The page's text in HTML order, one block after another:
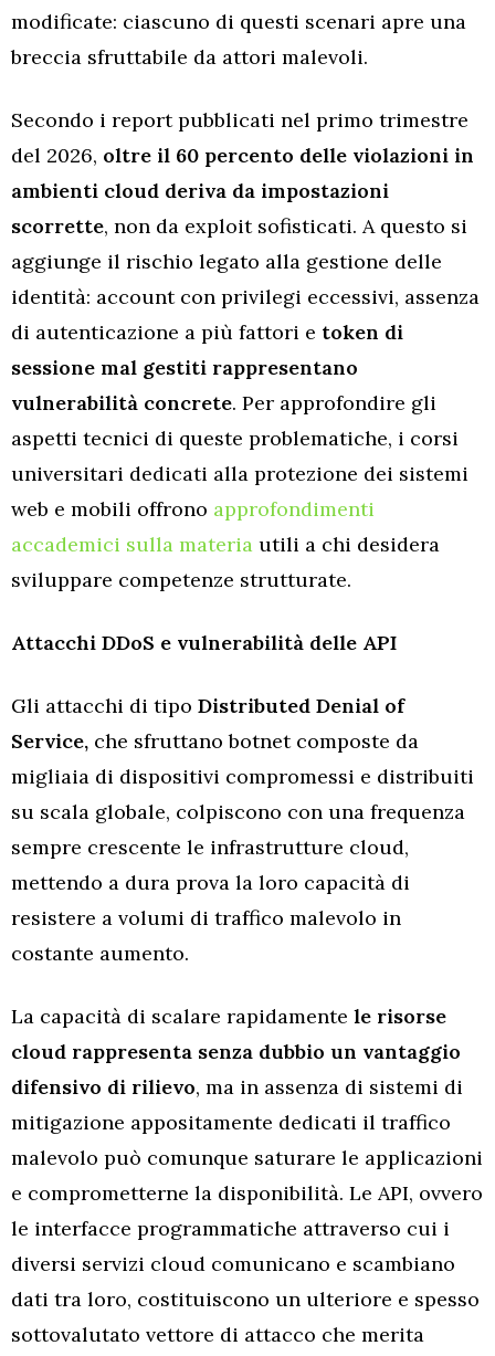
modificate: ciascuno di questi scenari apre una
breccia sfruttabile da attori malevoli.
Secondo i report pubblicati nel primo trimestre
del 2026, oltre il 60 percento delle violazioni in
ambienti cloud deriva da impostazioni
scorrette, non da exploit sofisticati. A questo si
aggiunge il rischio legato alla gestione delle
identità: account con privilegi eccessivi, assenza
di autenticazione a più fattori e token di
sessione mal gestiti rappresentano
vulnerabilità concrete. Per approfondire gli
aspetti tecnici di queste problematiche, i corsi
universitari dedicati alla protezione dei sistemi
web e mobili offrono approfondimenti
accademici sulla materia utili a chi desidera
sviluppare competenze strutturate.
Attacchi DDoS e vulnerabilità delle API
Gli attacchi di tipo Distributed Denial of
Service, che sfruttano botnet composte da
migliaia di dispositivi compromessi e distribuiti
su scala globale, colpiscono con una frequenza
sempre crescente le infrastrutture cloud,
mettendo a dura prova la loro capacità di
resistere a volumi di traffico malevolo in
costante aumento.
La capacità di scalare rapidamente le risorse
cloud rappresenta senza dubbio un vantaggio
difensivo di rilievo, ma in assenza di sistemi di
mitigazione appositamente dedicati il traffico
malevolo può comunque saturare le applicazioni
e comprometterne la disponibilità. Le API, ovvero
le interfacce programmatiche attraverso cui i
diversi servizi cloud comunicano e scambiano
dati tra loro, costituiscono un ulteriore e spesso
sottovalutato vettore di attacco che merita